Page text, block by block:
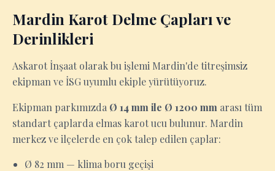
Mardin Karot Delme Çapları ve
Derinlikleri
Askarot İnşaat olarak bu işlemi Mardin'de titreşimsiz
ekipman ve İSG uyumlu ekiple yürütüyoruz.
Ekipman parkımızda Ø 14 mm ile Ø 1200 mm arası tüm
standart çaplarda elmas karot ucu bulunur. Mardin
merkez ve ilçelerde en çok talep edilen çaplar:
Ø 82 mm — klima boru geçişi